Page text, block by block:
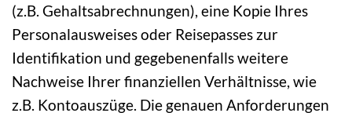
(z.B. Gehaltsabrechnungen), eine Kopie Ihres
Personalausweises oder Reisepasses zur
Identifikation und gegebenenfalls weitere
Nachweise Ihrer finanziellen Verhältnisse, wie
z.B. Kontoauszüge. Die genauen Anforderungen